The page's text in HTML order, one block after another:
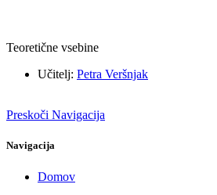
Teoretične vsebine
Učitelj: Petra Veršnjak
Preskoči Navigacija
Navigacija
Domov